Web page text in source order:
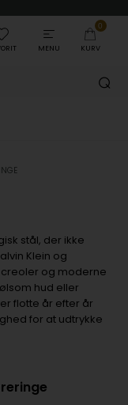
MENU
0
KURV
stål, der ikke
Klein og
og moderne
hud eller
flotte år efter år
for at udtrykke